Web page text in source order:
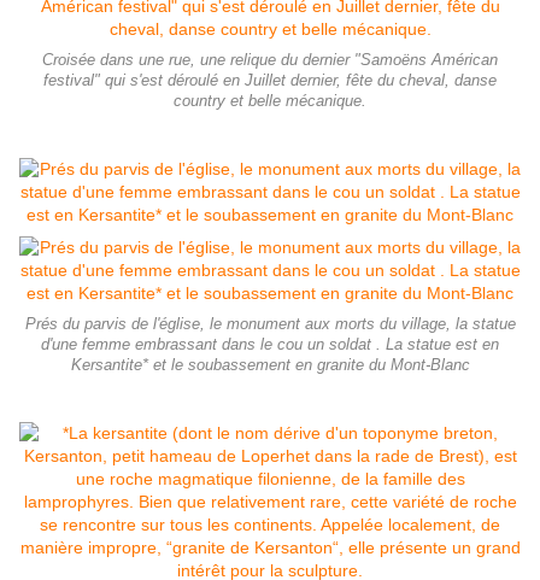
Croisée dans une rue, une relique du dernier "Samoëns Américan
festival" qui s'est déroulé en Juillet dernier, fête du cheval, danse
country et belle mécanique.
Prés du parvis de l'église, le monument aux morts du village, la statue
d'une femme embrassant dans le cou un soldat . La statue est en
Kersantite* et le soubassement en granite du Mont-Blanc